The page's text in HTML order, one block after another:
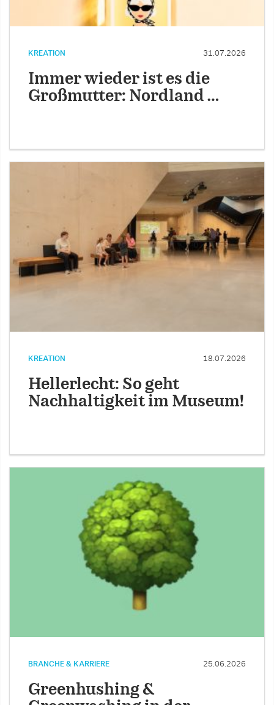
KREATION 31.07.2026
Immer wieder ist es die
Großmutter: Nordland …
KREATION 18.07.2026
Hellerlecht: So geht
Nachhaltigkeit im Museum!
BRANCHE & KARRIERE 25.06.2026
Greenhushing &